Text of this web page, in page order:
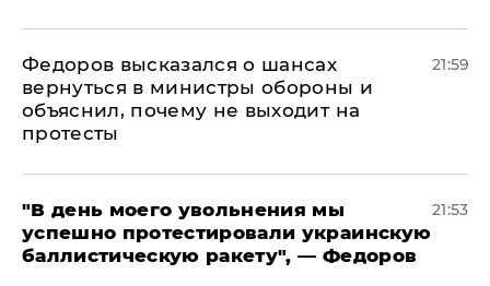
Федоров высказался о шансах
вернуться в министры обороны и
объяснил, почему не выходит на
протесты
21:59
​"В день моего увольнения мы
успешно протестировали украинскую
баллистическую ракету", — Федоров
21:53